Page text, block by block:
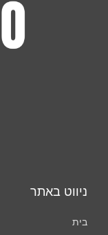
ניווט באתר
בית